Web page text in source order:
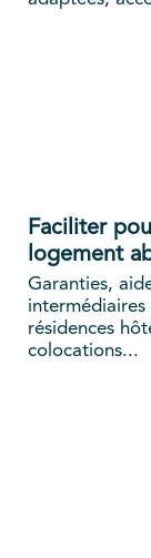
Faciliter
logement
Garanties,
résidences
colocations...